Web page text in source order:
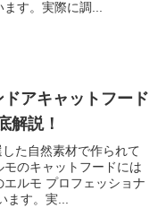
す。実際に調...
アキャットフード
解説！
た自然素材で作られて
のキャットフードには
ルモ プロフェッショナ
す。実...